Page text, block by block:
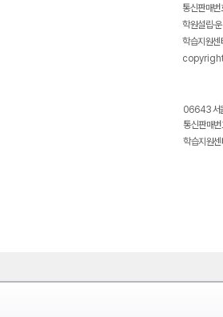
통신판매
학원설립·
학습지원
06643 서
통신판매
학습지원